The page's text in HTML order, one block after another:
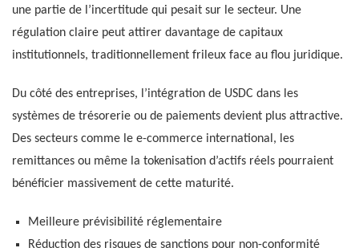
une partie de l’incertitude qui pesait sur le secteur. Une
régulation claire peut attirer davantage de capitaux
institutionnels, traditionnellement frileux face au flou juridique.
Du côté des entreprises, l’intégration de USDC dans les
systèmes de trésorerie ou de paiements devient plus attractive.
Des secteurs comme le e-commerce international, les
remittances ou même la tokenisation d’actifs réels pourraient
bénéficier massivement de cette maturité.
Meilleure prévisibilité réglementaire
Réduction des risques de sanctions pour non-conformité